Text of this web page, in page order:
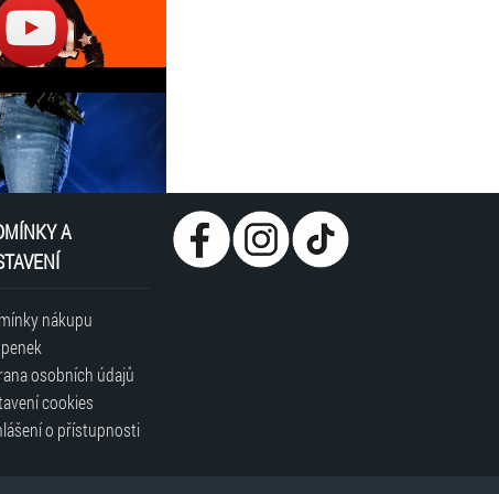
A
nákupu
osobních údajů
cookies
o přístupnosti